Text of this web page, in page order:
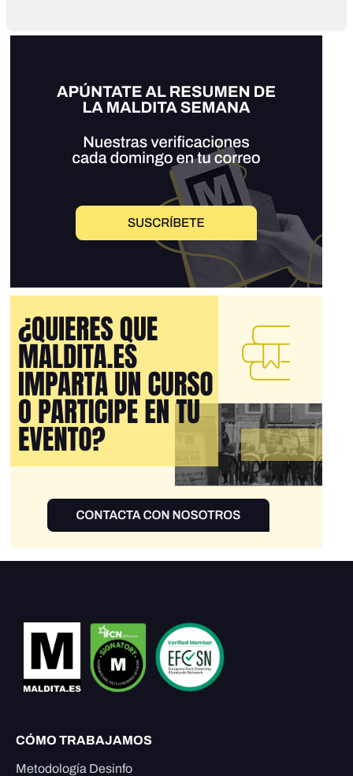
CÓMO TRABAJAMOS
Metodología Desinfo